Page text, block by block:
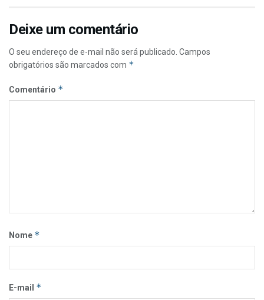
Deixe um comentário
O seu endereço de e-mail não será publicado. Campos
obrigatórios são marcados com *
Comentário *
Nome *
E-mail *